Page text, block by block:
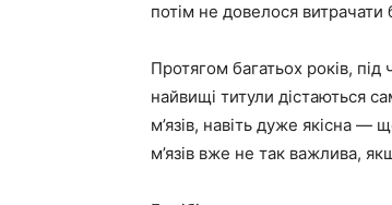
потім не довелося витрачати
Протягом багатьох років,
найвищі титули дістаються
м’язів, навіть дуже якісна —
м’язів вже не так важлива,